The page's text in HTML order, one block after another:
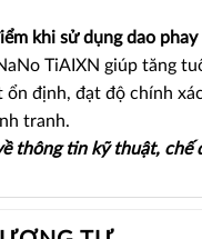
khi sử dụng dao
TiAIXN giúp tăng
ổn định, đạt độ chính
tranh.
thông tin kỹ thuật, chế